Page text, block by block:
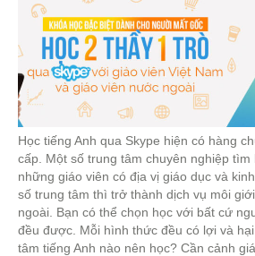
Học tiếng Anh qua Skype hiện có hàng
cấp. Một số trung tâm chuyên nghiệp tìm
những giáo viên có địa vị giáo dục và
số trung tâm thì trở thành dịch vụ môi
ngoài. Bạn có thể chọn học với bất cứ
đều được. Mỗi hình thức đều có lợi và
tâm tiếng Anh nào nên học? Cần cảnh